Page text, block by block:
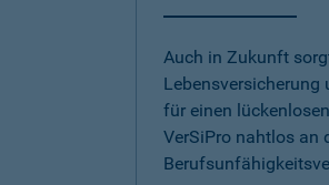
Auch in Zukunft
Lebensversicherung
für einen
VerSiPro nahtlos an